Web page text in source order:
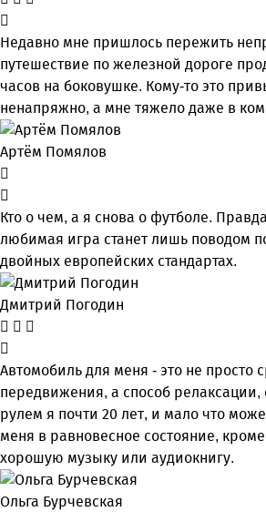
Недавно мне пришлось пережить
путешествие по железной дороге
часов на боковушке. Кому-то это
ненапряжно, а мне тяжело даже в
Артём Помялов
Кто о чем, а я снова о футболе.
любимая игра станет лишь поводом
двойных европейских стандартах.
Дмитрий Погодин
Автомобиль для меня - это не просто
передвижения, а способ релаксации,
рулем я почти 20 лет, и мало что
меня в равновесное состояние,
хорошую музыку или аудиокнигу.
Ольга Бурчевская